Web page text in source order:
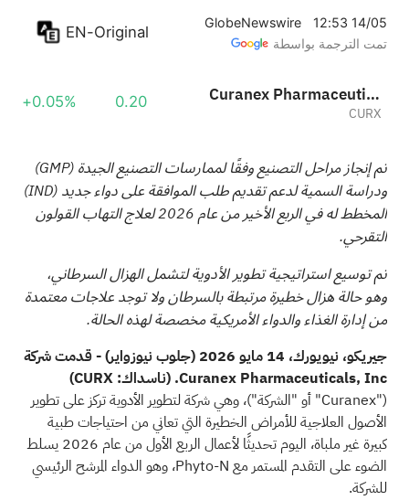
GlobeNewswire
12:53 14/05
تمت الترجمة بواسطة
EN-Original
Curanex Pharmaceuticals Inc.
CURX
0.20
+0.05%
تم إنجاز مراحل التصنيع وفقًا لممارسات التصنيع الجيدة (GMP)
ودراسة السمية لدعم تقديم طلب الموافقة على دواء جديد (IND)
المخطط له في الربع الأخير من عام 2026 لعلاج التهاب القولون
التقرحي.
تم توسيع استراتيجية تطوير الأدوية لتشمل الهزال السرطاني،
وهو حالة هزال خطيرة مرتبطة بالسرطان ولا توجد علاجات معتمدة
من إدارة الغذاء والدواء الأمريكية مخصصة لهذه الحالة.
جيريكو، نيويورك، 14 مايو 2026 (جلوب نيوزواير) - قدمت شركة
Curanex Pharmaceuticals, Inc. (ناسداك: CURX)
("Curanex" أو "الشركة")، وهي شركة لتطوير الأدوية تركز على تطوير
الأصول العلاجية للأمراض الخطيرة التي تعاني من احتياجات طبية
كبيرة غير ملباة، اليوم تحديثًا لأعمال الربع الأول من عام 2026 يسلط
الضوء على التقدم المستمر مع Phyto-N، وهو الدواء المرشح الرئيسي
للشركة.